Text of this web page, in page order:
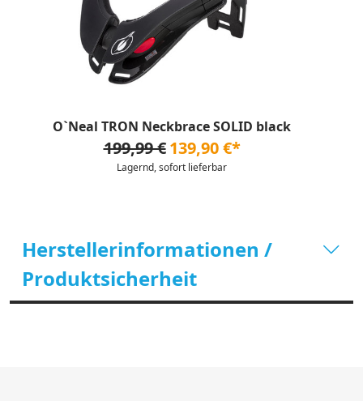
O`Neal TRON Neckbrace SOLID black
199,99 € 139,90 €*
Lagernd, sofort lieferbar
Herstellerinformationen /
Produktsicherheit